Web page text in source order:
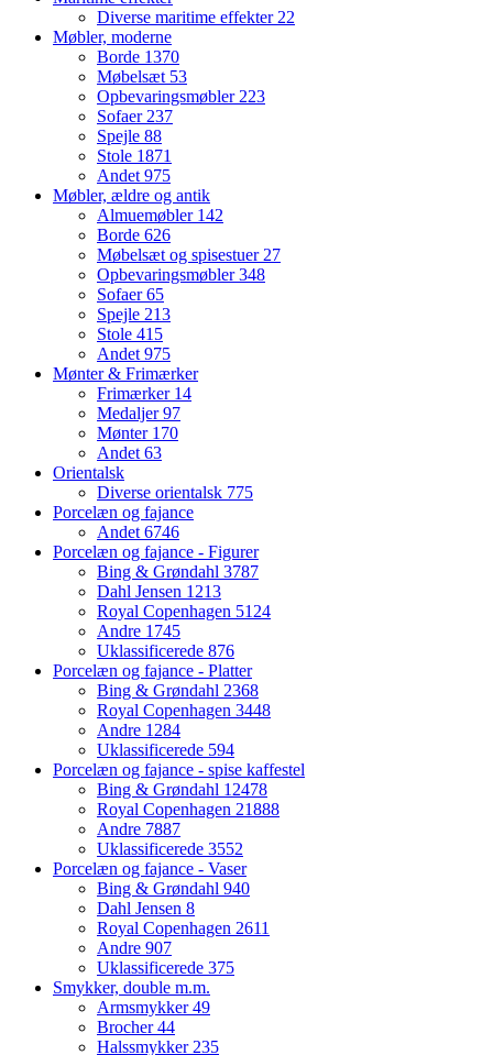
Diverse maritime effekter22
Møbler, moderne
Borde 1370
Møbelsæt 53
Opbevaringsmøbler223
Sofaer237
Spejle 88
Stole 1871
Andet975
Møbler, ældre og antik
Almuemøbler 142
Borde 626
Møbelsæt og spisestuer27
Opbevaringsmøbler348
Sofaer65
Spejle 213
Stole 415
Andet975
Mønter & Frimærker
Frimærker 14
Medaljer97
Mønter 170
Andet63
Orientalsk
Diverse orientalsk 775
Porcelæn og fajance
Andet6746
Porcelæn og fajance - Figurer
Bing & Grøndahl 3787
Dahl Jensen 1213
Royal Copenhagen 5124
Andre 1745
Uklassificerede 876
Porcelæn og fajance - Platter
Bing & Grøndahl 2368
Royal Copenhagen 3448
Andre 1284
Uklassificerede 594
Porcelæn og fajance - spise kaffestel
Bing & Grøndahl 12478
Royal Copenhagen 21888
Andre 7887
Uklassificerede 3552
Porcelæn og fajance - Vaser
Bing & Grøndahl 940
Dahl Jensen 8
Royal Copenhagen 2611
Andre 907
Uklassificerede 375
Smykker, double m.m.
Armsmykker49
Brocher44
Halssmykker235